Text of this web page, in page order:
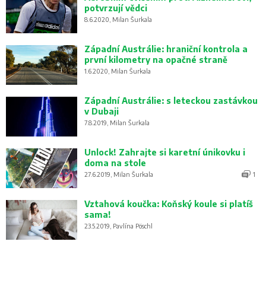
potvrzují vědci
8.6.2020, Milan Šurkala
Západní Austrálie: hraniční kontrola a
první kilometry na opačné straně
1.6.2020, Milan Šurkala
Západní Austrálie: s leteckou zastávkou
v Dubaji
7.8.2019, Milan Šurkala
Unlock! Zahrajte si karetní únikovku i
doma na stole
27.6.2019, Milan Šurkala 1
Vztahová koučka: Koňský koule si platíš
sama!
23.5.2019, Pavlína Pöschl